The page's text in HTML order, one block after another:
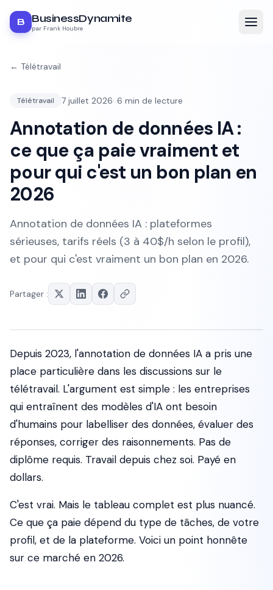
B BusinessDynamite
par Frank Houbre
← Télétravail
Télétravail 7 juillet 2026· 6 min de lecture
Annotation de données IA :
ce que ça paie vraiment et
pour qui c'est un bon plan en
2026
Annotation de données IA : plateformes
sérieuses, tarifs réels (3 à 40$/h selon le profil),
et pour qui c'est vraiment un bon plan en 2026.
Partager :
Depuis 2023, l'annotation de données IA a pris une
place particulière dans les discussions sur le
télétravail. L'argument est simple : les entreprises
qui entraînent des modèles d'IA ont besoin
d'humains pour labelliser des données, évaluer des
réponses, corriger des raisonnements. Pas de
diplôme requis. Travail depuis chez soi. Payé en
dollars.
C'est vrai. Mais le tableau complet est plus nuancé.
Ce que ça paie dépend du type de tâches, de votre
profil, et de la plateforme. Voici un point honnête
sur ce marché en 2026.